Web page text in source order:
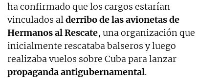
ha confirmado que los cargos estarían
vinculados alderribo de las avionetas de
Hermanos al Rescate, una organización que
inicialmente rescataba balseros y luego
realizaba vuelos sobre Cuba para lanzar
propaganda antigubernamental.